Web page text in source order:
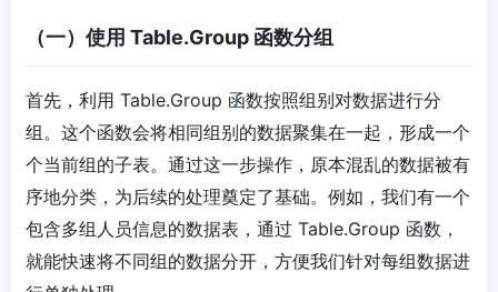
（一）使用 Table.Group 函数分组
首先，利用 Table.Group 函数按照组别对数据进行分
组。这个函数会将相同组别的数据聚集在一起，形成一个
个当前组的子表。通过这一步操作，原本混乱的数据被有
序地分类，为后续的处理奠定了基础。例如，我们有一个
包含多组人员信息的数据表，通过 Table.Group 函数，
就能快速将不同组的数据分开，方便我们针对每组数据进